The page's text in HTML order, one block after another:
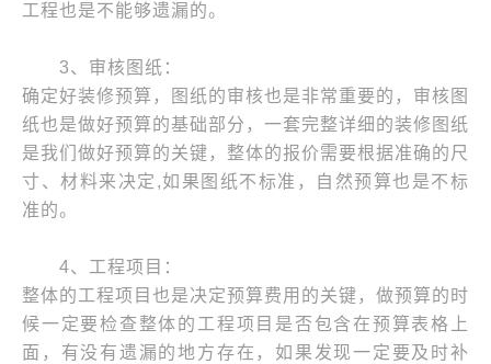
工程也是不能够遗漏的。
3、审核图纸：
确定好装修预算，图纸的审核也是非常重要的，审核图
纸也是做好预算的基础部分，一套完整详细的装修图纸
是我们做好预算的关键，整体的报价需要根据准确的尺
寸、材料来决定,如果图纸不标准，自然预算也是不标
准的。
4、工程项目：
整体的工程项目也是决定预算费用的关键，做预算的时
候一定要检查整体的工程项目是否包含在预算表格上
面，有没有遗漏的地方存在，如果发现一定要及时补